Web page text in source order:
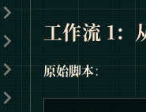
工作流 1：
原始脚本：